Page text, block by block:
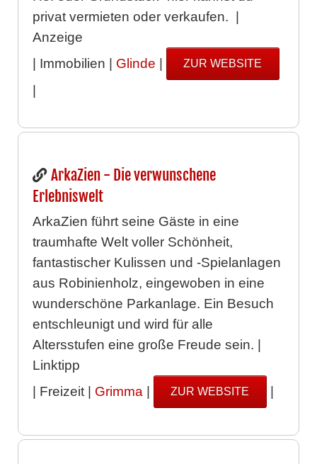
privat vermieten oder verkaufen. |
Anzeige
| Immobilien | Glinde | ZUR WEBSITE
|
ArkaZien - Die verwunschene
Erlebniswelt
ArkaZien führt seine Gäste in eine
traumhafte Welt voller Schönheit,
fantastischer Kulissen und -Spielanlagen
aus Robinienholz, eingewoben in eine
wunderschöne Parkanlage. Ein Besuch
entschleunigt und wird für alle
Altersstufen eine große Freude sein. |
Linktipp
| Freizeit | Grimma | ZUR WEBSITE |